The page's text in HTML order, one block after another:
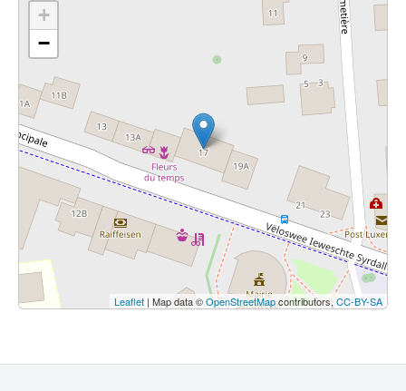
+
−
Leaflet | Map data ©OpenStreetMapcontributors,CC-BY-SA